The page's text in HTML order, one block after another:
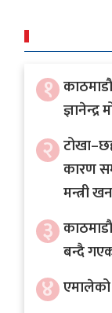
अन्तरवार्ता
१
२
कारण
मन्त्री
३
बन्दै
४ एमालेको